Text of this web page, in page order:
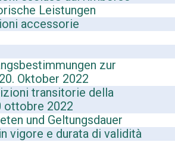
Leistungen
accessorie
zur
Oktober 2022
transitorie della
ottobre 2022
und Geltungsdauer
vigore e durata di validità